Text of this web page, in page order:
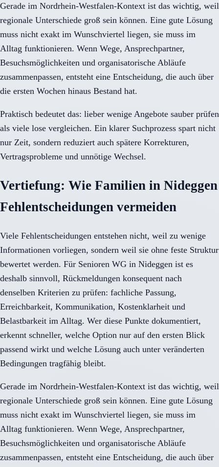
Gerade im Nordrhein-Westfalen-Kontext ist das wichtig, weil
regionale Unterschiede groß sein können. Eine gute Lösung
muss nicht exakt im Wunschviertel liegen, sie muss im
Alltag funktionieren. Wenn Wege, Ansprechpartner,
Besuchsmöglichkeiten und organisatorische Abläufe
zusammenpassen, entsteht eine Entscheidung, die auch über
die ersten Wochen hinaus Bestand hat.
Praktisch bedeutet das: lieber wenige Angebote sauber prüfen
als viele lose vergleichen. Ein klarer Suchprozess spart nicht
nur Zeit, sondern reduziert auch spätere Korrekturen,
Vertragsprobleme und unnötige Wechsel.
Vertiefung: Wie Familien in Nideggen
Fehlentscheidungen vermeiden
Viele Fehlentscheidungen entstehen nicht, weil zu wenige
Informationen vorliegen, sondern weil sie ohne feste Struktur
bewertet werden. Für Senioren WG in Nideggen ist es
deshalb sinnvoll, Rückmeldungen konsequent nach
denselben Kriterien zu prüfen: fachliche Passung,
Erreichbarkeit, Kommunikation, Kostenklarheit und
Belastbarkeit im Alltag. Wer diese Punkte dokumentiert,
erkennt schneller, welche Option nur auf den ersten Blick
passend wirkt und welche Lösung auch unter veränderten
Bedingungen tragfähig bleibt.
Gerade im Nordrhein-Westfalen-Kontext ist das wichtig, weil
regionale Unterschiede groß sein können. Eine gute Lösung
muss nicht exakt im Wunschviertel liegen, sie muss im
Alltag funktionieren. Wenn Wege, Ansprechpartner,
Besuchsmöglichkeiten und organisatorische Abläufe
zusammenpassen, entsteht eine Entscheidung, die auch über